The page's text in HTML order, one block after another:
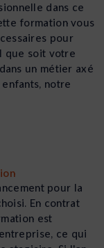
dans ce
formation vous
pour
que soit votre
un métier axé
notre
pour la
En contrat
est
ce qui